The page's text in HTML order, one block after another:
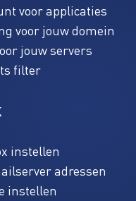
voor applicaties
voor jouw domein
jouw servers
filter
instellen
adressen
instellen